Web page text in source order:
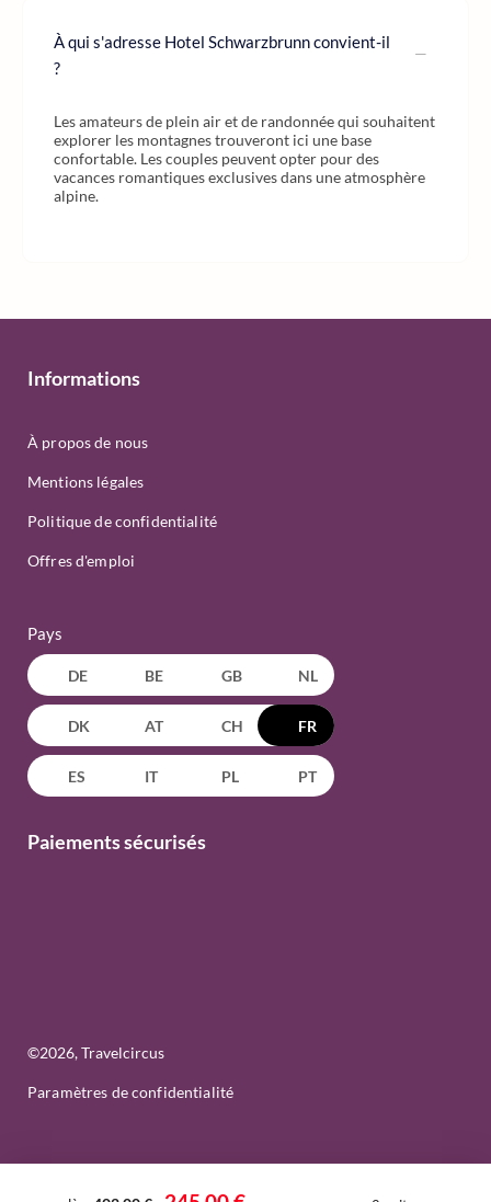
À qui s'adresse Hotel Schwarzbrunn convient-il
?
Les amateurs de plein air et de randonnée qui souhaitent
explorer les montagnes trouveront ici une base
confortable. Les couples peuvent opter pour des
vacances romantiques exclusives dans une atmosphère
alpine.
Informations
À propos de nous
Mentions légales
Politique de confidentialité
Offres d'emploi
Pays
DE BE GB NL
DK AT CH FR
ES IT PL PT
Paiements sécurisés
©2026, Travelcircus
Paramètres de confidentialité